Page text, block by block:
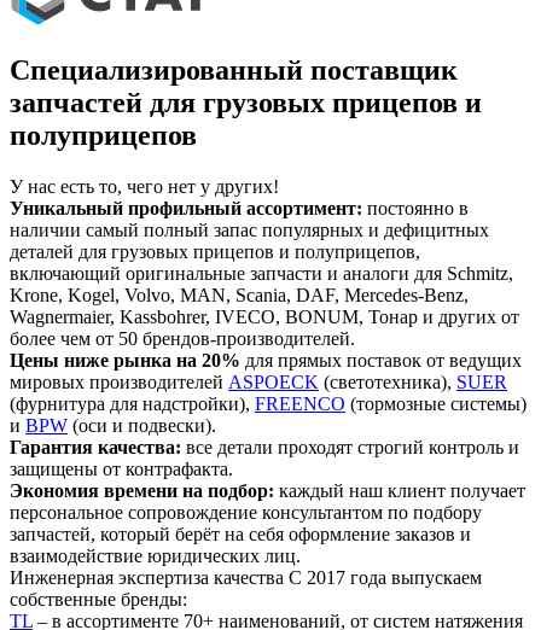
Специализированный поставщик
запчастей для грузовых прицепов и
полуприцепов
У нас есть то, чего нет у других!
Уникальный профильный ассортимент: постоянно в
наличии самый полный запас популярных и дефицитных
деталей для грузовых прицепов и полуприцепов,
включающий оригинальные запчасти и аналоги для Schmitz,
Krone, Kogel, Volvo, MAN, Scania, DAF, Mercedes-Benz,
Wagnermaier, Kassbohrer, IVECO, BONUM, Тонар и других от
более чем от 50 брендов-производителей.
Цены ниже рынка на 20% для прямых поставок от ведущих
мировых производителей ASPOECK (светотехника), SUER
(фурнитура для надстройки), FREENCO (тормозные системы)
и BPW (оси и подвески).
Гарантия качества: все детали проходят строгий контроль и
защищены от контрафакта.
Экономия времени на подбор: каждый наш клиент получает
персональное сопровождение консультантом по подбору
запчастей, который берёт на себя оформление заказов и
взаимодействие юридических лиц.
Инженерная экспертиза качества С 2017 года выпускаем
собственные бренды:
TL – в ассортименте 70+ наименований, от систем натяжения